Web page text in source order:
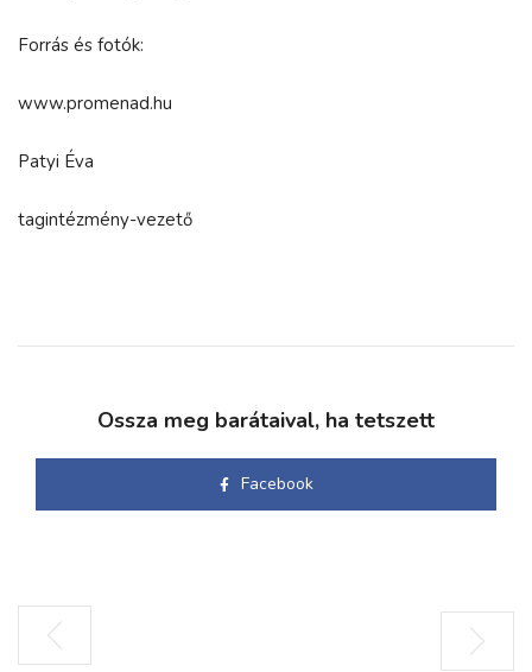
Forrás és fotók:
www.promenad.hu
Patyi Éva
tagintézmény-vezető
Ossza meg barátaival, ha tetszett
Facebook